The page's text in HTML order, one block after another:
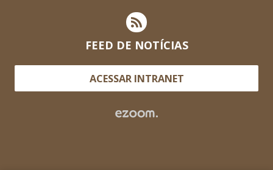
FEED DE NOTÍCIAS
ACESSAR INTRANET